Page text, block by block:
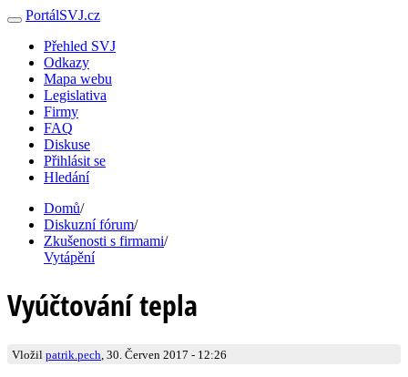
PortálSVJ.cz
Přehled SVJ
Odkazy
Mapa webu
Legislativa
Firmy
FAQ
Diskuse
Přihlásit se
Hledání
Domů/
Diskuzní fórum/
Zkušenosti s firmami/
Vytápění
Vyúčtování tepla
Vložil patrik.pech , 30. Červen 2017 - 12:26